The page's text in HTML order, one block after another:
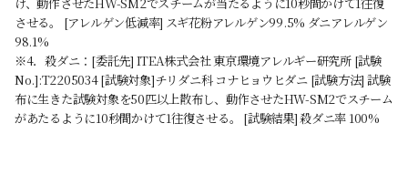
させる。 [アレルゲン低減率] スギ花粉アレルゲン99.5% ダニアレルゲン
98.1%
※4．殺ダニ：[委託先] ITEA株式会社 東京環境アレルギー研究所 [試験
No.]:T2205034 [試験対象]チリダニ科 コナヒョウヒダニ [試験方法] 試験
布に生きた試験対象を50匹以上散布し、動作させたHW-SM2でスチーム
があたるように10秒間かけて1往復させる。 [試験結果] 殺ダニ率 100%